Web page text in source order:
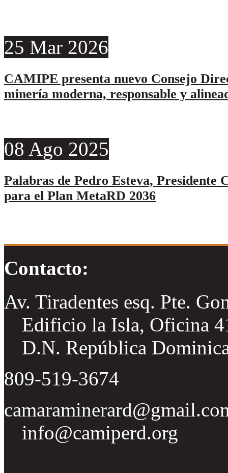
25 Mar 2026
CAMIPE presenta nuevo Consejo
minería moderna, responsable y
08 Ago 2025
Palabras de Pedro Esteva, Presidente
para el Plan MetaRD 2036
Contacto:
Av. Tiradentes esq. Pte.
Edificio la Isla, Oficina
D.N. República
809-519-3674
info@camiperd.org